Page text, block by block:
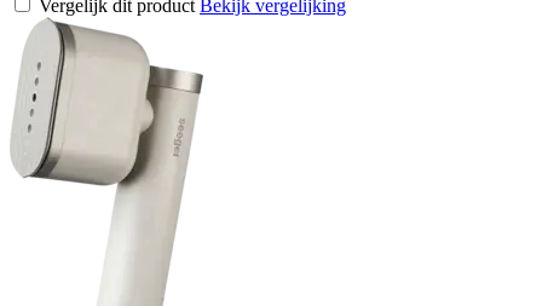
Vergelijk dit product Bekijk vergelijking